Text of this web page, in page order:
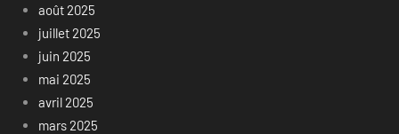
août 2025
juillet 2025
juin 2025
mai 2025
avril 2025
mars 2025